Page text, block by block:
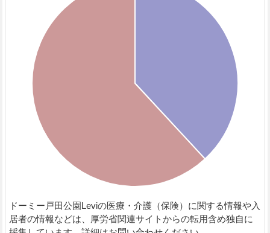
ドーミー戸田公園Leviの医療・介護（保険）に関する情報や入
居者の情報などは、厚労省関連サイトからの転用含め独自に